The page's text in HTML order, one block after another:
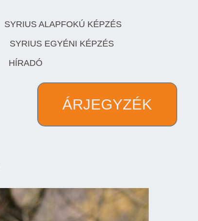
SYRIUS ALAPFOKÚ KÉPZÉS
SYRIUS EGYÉNI KÉPZÉS
HÍRADÓ
ÁRJEGYZÉK